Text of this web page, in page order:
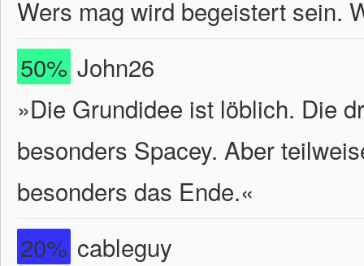
Wers mag wird begeistert sein.
50% John26
»Die Grundidee ist löblich. Die
besonders Spacey. Aber
besonders das Ende.«
20% cableguy